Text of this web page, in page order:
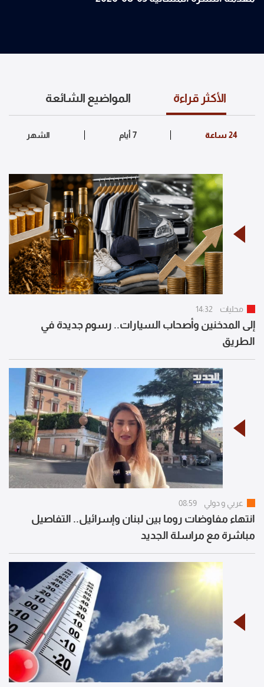
الأكثر قراءة المواضيع الشائعة
محليات 14:32
إلى المدخنين وأصحاب السيارات.. رسوم جديدة في
الطريق
عربي و دولي 08:59
انتهاء مفاوضات روما بين لبنان وإسرائيل.. التفاصيل
مباشرة مع مراسلة الجديد